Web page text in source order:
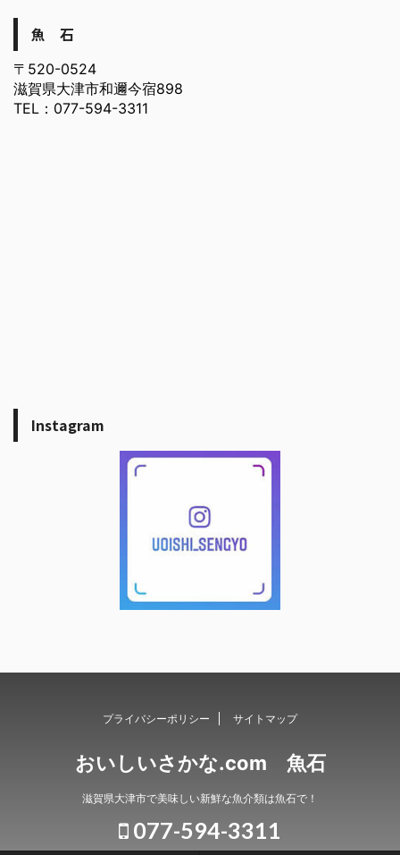
魚 石
〒520-0524
滋賀県大津市和邇今宿898
TEL：077-594-3311
Instagram
プライバシーポリシー サイトマップ
おいしいさかな.com 魚石
滋賀県大津市で美味しい新鮮な魚介類は魚石で！
077-594-3311